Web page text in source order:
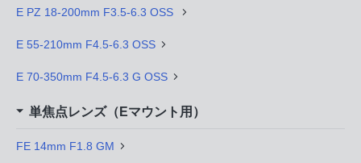
E PZ 18-200mm F3.5-6.3 OSS
E 55-210mm F4.5-6.3 OSS
E 70-350mm F4.5-6.3 G OSS
単焦点レンズ（Eマウント用）
FE 14mm F1.8 GM